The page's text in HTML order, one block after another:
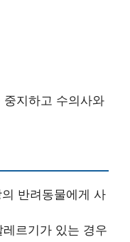
지하고 수의사와
반려동물에게 사
르기가 있는 경우